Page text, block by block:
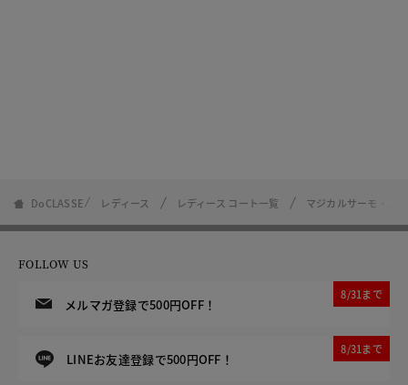
DoCLASSE レディース レディース コート一覧 マジカルサーモ・ス
FOLLOW US
メルマガ登録で500円OFF！
8/31まで
LINEお友達登録で500円OFF！
8/31まで